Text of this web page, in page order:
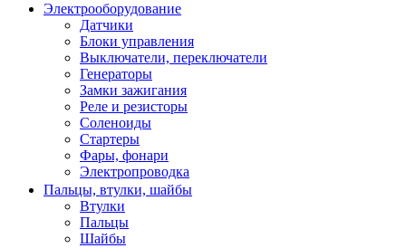
Электрооборудование
Датчики
Блоки управления
Выключатели, переключатели
Генераторы
Замки зажигания
Реле и резисторы
Соленоиды
Стартеры
Фары, фонари
Электропроводка
Пальцы, втулки, шайбы
Втулки
Пальцы
Шайбы